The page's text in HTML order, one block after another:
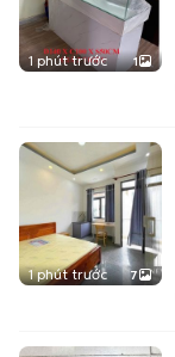
1 phút trước 1
1 phút trước 7